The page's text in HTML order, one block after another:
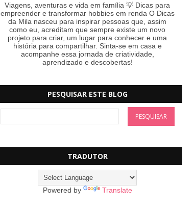
Viagens, aventuras e vida em família 💡 Dicas para
empreender e transformar hobbies em renda O Dicas
da Mila nasceu para inspirar pessoas que, assim
como eu, acreditam que sempre existe um novo
projeto para criar, um lugar para conhecer e uma
história para compartilhar. Sinta-se em casa e
acompanhe essa jornada de criatividade,
aprendizado e descobertas!
PESQUISAR ESTE BLOG
TRADUTOR
Powered by Translate